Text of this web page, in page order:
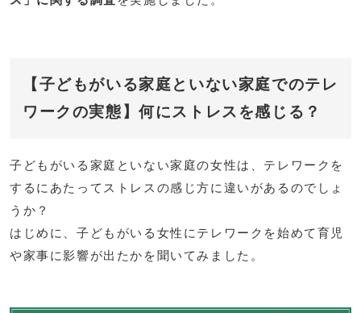
【子どもがいる家庭といない家庭でのテレ
ワークの実態】何にストレスを感じる？
子どもがいる家庭といない家庭の女性は、テレワークを
するにあたってストレスの感じ方に違いがあるのでしょ
うか？
はじめに、子どもがいる女性にテレワークを始めて育児
や家事に影響が出たかを聞いてみました。